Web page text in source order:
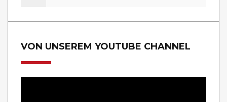
VON UNSEREM YOUTUBE CHANNEL